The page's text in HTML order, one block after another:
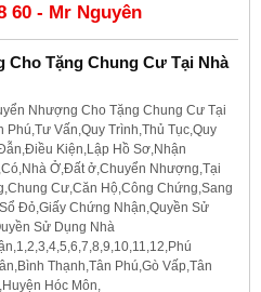
60 - Mr Nguyên
Tặng Chung Cư Tại Nhà
Nhượng Cho Tặng Chung Cư Tại
Phú,Tư Vấn,Quy Trình,Thủ Tục,Quy
Kiện,Lập Hồ Sơ,Nhận
Ở,Đất ở,Chuyển Nhượng,Tại
Cư,Căn Hộ,Công Chứng,Sang
Đỏ,Giấy Chứng Nhận,Quyền Sử
Sử Dụng Nhà
Thạnh,Tân Phú,Gò Vấp,Tân
Hóc Môn,